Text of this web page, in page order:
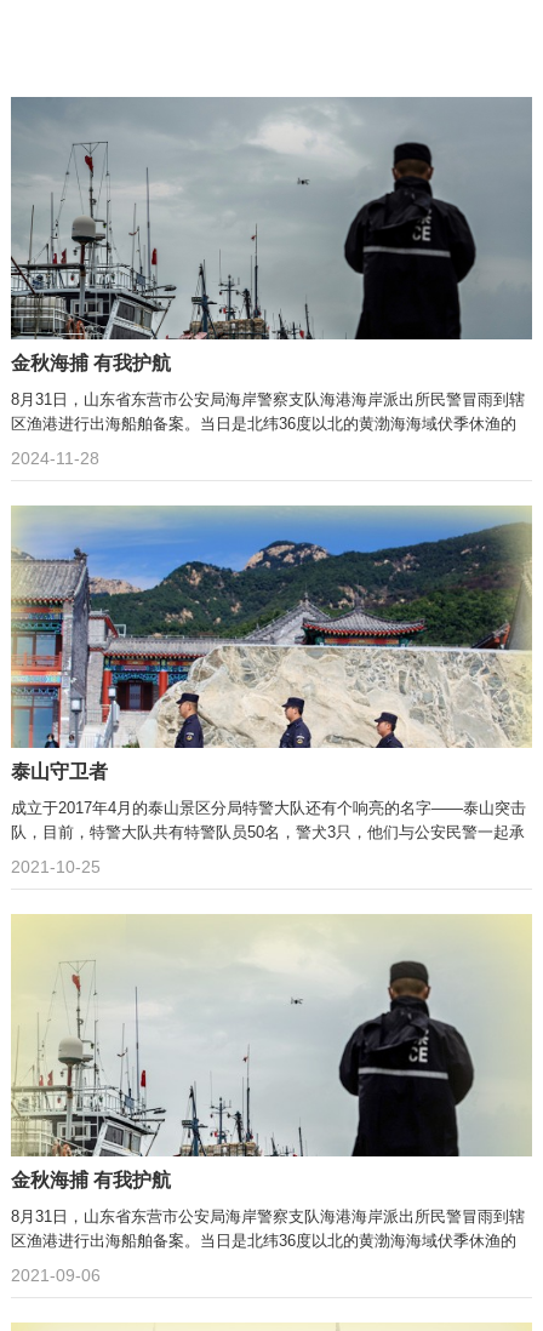
金秋海捕 有我护航
8月31日，山东省东营市公安局海岸警察支队海港海岸派出所民警冒雨到辖
区渔港进行出海船舶备案。当日是北纬36度以北的黄渤海海域伏季休渔的
2024-11-28
泰山守卫者
成立于2017年4月的泰山景区分局特警大队还有个响亮的名字——泰山突击
队，目前，特警大队共有特警队员50名，警犬3只，他们与公安民警一起承
2021-10-25
金秋海捕 有我护航
8月31日，山东省东营市公安局海岸警察支队海港海岸派出所民警冒雨到辖
区渔港进行出海船舶备案。当日是北纬36度以北的黄渤海海域伏季休渔的
2021-09-06